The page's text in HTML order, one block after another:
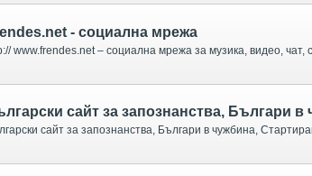
- социална мрежа
www.frendes.net – социална мрежа за музика, видео,
сайт за запознанства, Българи в
сайт за запознанства, Българи в чужбина,